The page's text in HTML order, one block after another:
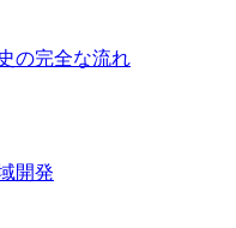
の完全な流れ
開発